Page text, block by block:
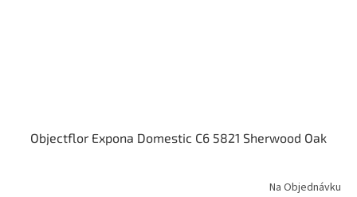
Objectflor Expona Domestic C6 5821 Sherwood Oak
Na Objednávku